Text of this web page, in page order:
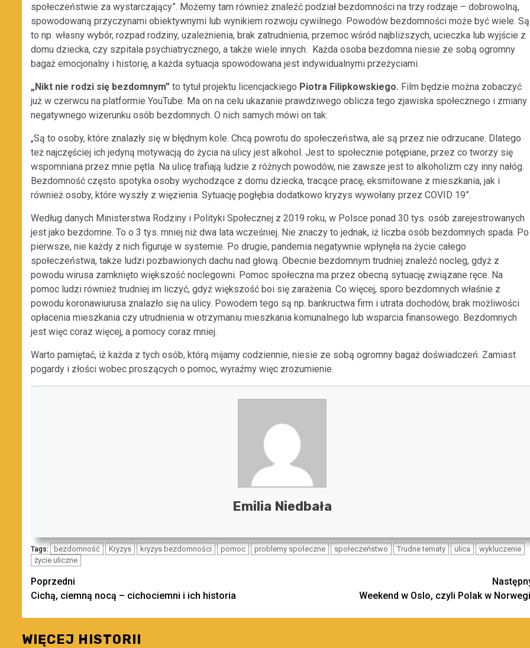
społeczeństwie za wystarczający”. Możemy tam również znaleźć podział bezdomności na trzy rodzaje – dobrowolną,
spowodowaną przyczynami obiektywnymi lub wynikiem rozwoju cywilnego. Powodów bezdomności może być wiele. Są
to np. własny wybór, rozpad rodziny, uzależnienia, brak zatrudnienia, przemoc wśród najbliższych, ucieczka lub wyjście z
domu dziecka, czy szpitala psychiatrycznego, a także wiele innych. Każda osoba bezdomna niesie ze sobą ogromny
bagaż emocjonalny i historię, a każda sytuacja spowodowana jest indywidualnymi przeżyciami.
„Nikt nie rodzi się bezdomnym” to tytuł projektu licencjackiego Piotra Filipkowskiego. Film będzie można zobaczyć
już w czerwcu na platformie YouTube. Ma on na celu ukazanie prawdziwego oblicza tego zjawiska społecznego i zmiany
negatywnego wizerunku osób bezdomnych. O nich samych mówi on tak:
„Są to osoby, które znalazły się w błędnym kole. Chcą powrotu do społeczeństwa, ale są przez nie odrzucane. Dlatego
też najczęściej ich jedyną motywacją do życia na ulicy jest alkohol. Jest to społecznie potępiane, przez co tworzy się
wspomniana przez mnie pętla. Na ulicę trafiają ludzie z różnych powodów, nie zawsze jest to alkoholizm czy inny nałóg.
Bezdomność często spotyka osoby wychodzące z domu dziecka, tracące pracę, eksmitowane z mieszkania, jak i
również osoby, które wyszły z więzienia. Sytuację pogłębia dodatkowo kryzys wywołany przez COVID 19”.
Według danych Ministerstwa Rodziny i Polityki Społecznej z 2019 roku, w Polsce ponad 30 tys. osób zarejestrowanych
jest jako bezdomne. To o 3 tys. mniej niż dwa lata wcześniej. Nie znaczy to jednak, iż liczba osób bezdomnych spada. Po
pierwsze, nie każdy z nich figuruje w systemie. Po drugie, pandemia negatywnie wpłynęła na życie całego
społeczeństwa, także ludzi pozbawionych dachu nad głową. Obecnie bezdomnym trudniej znaleźć nocleg, gdyż z
powodu wirusa zamknięto większość noclegowni. Pomoc społeczna ma przez obecną sytuację związane ręce. Na
pomoc ludzi również trudniej im liczyć, gdyż większość boi się zarażenia. Co więcej, sporo bezdomnych właśnie z
powodu koronawiurusa znalazło się na ulicy. Powodem tego są np. bankructwa firm i utrata dochodów, brak możliwości
opłacenia mieszkania czy utrudnienia w otrzymaniu mieszkania komunalnego lub wsparcia finansowego. Bezdomnych
jest więc coraz więcej, a pomocy coraz mniej.
Warto pamiętać, iż każda z tych osób, którą mijamy codziennie, niesie ze sobą ogromny bagaż doświadczeń. Zamiast
pogardy i złości wobec proszących o pomoc, wyraźmy więc zrozumienie.
Emilia Niedbała
Tags: bezdomność Kryzys kryzys bezdomności pomoc problemy społeczne społeczeństwo Trudne tematy ulica
wykluczenie
życie uliczne
Zobacz
wpisy
Poprzedni
Cichą, ciemną nocą – cichociemni i ich historia
Weekend w Oslo, czyli Polak w
WIĘCEJ HISTORII